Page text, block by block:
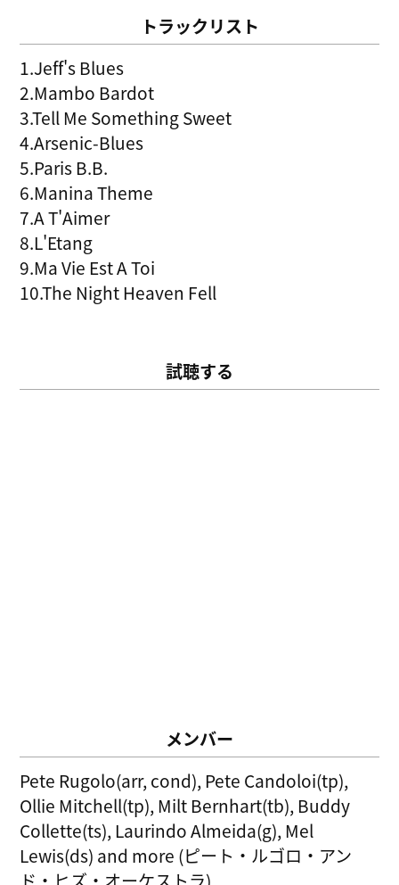
トラックリスト
1.Jeff's Blues
2.Mambo Bardot
3.Tell Me Something Sweet
4.Arsenic-Blues
5.Paris B.B.
6.Manina Theme
7.A T'Aimer
8.L'Etang
9.Ma Vie Est A Toi
10.The Night Heaven Fell
試聴する
メンバー
Pete Rugolo(arr, cond), Pete Candoloi(tp),
Ollie Mitchell(tp), Milt Bernhart(tb), Buddy
Collette(ts), Laurindo Almeida(g), Mel
Lewis(ds) and more (ピート・ルゴロ・アン